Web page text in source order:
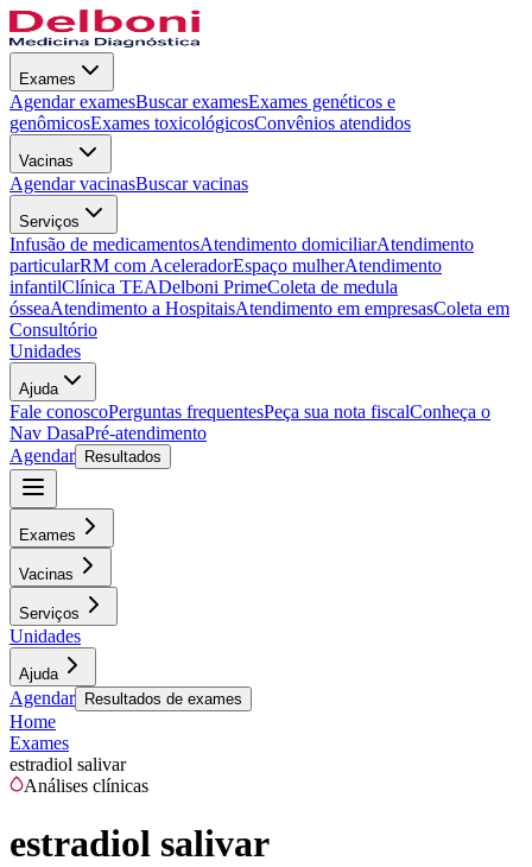
Exames
Agendar examesBuscar examesExames genéticos e
genômicosExames toxicológicosConvênios atendidos
Vacinas
Agendar vacinasBuscar vacinas
Serviços
Infusão de medicamentosAtendimento domiciliarAtendimento
particularRM com AceleradorEspaço mulherAtendimento
infantilClínica TEADelboni PrimeColeta de medula
ósseaAtendimento a HospitaisAtendimento em empresasColeta em
Consultório
Unidades
Ajuda
Fale conoscoPerguntas frequentesPeça sua nota fiscalConheça o
Nav DasaPré-atendimento
Agendar
Resultados
Exames
Vacinas
Serviços
Unidades
Ajuda
Agendar Resultados de exames
Home
Exames
estradiol salivar
Análises clínicas
estradiol salivar